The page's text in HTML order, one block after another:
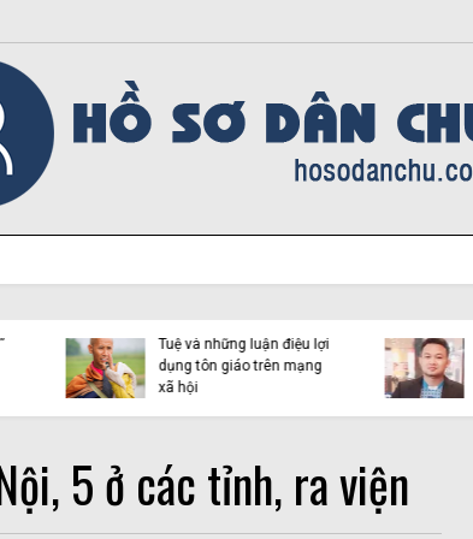
Chỉnh Mình và cái
gọi là “Liên minh người
Mông vì công lý” (Kỳ 2)
Vàng Chỉnh Mình và cái
gọi là “Liên minh người
Mông vì công lý” (Kỳ 1)
5 ở các tỉnh, ra viện